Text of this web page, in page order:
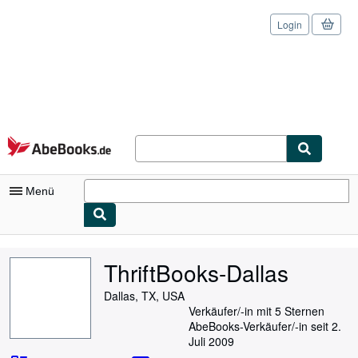
Zum Hauptinhalt
AbeBooks.de
Login
Menü
ThriftBooks-Dallas
Dallas, TX, USA
Verkäufer/-in mit 5 Sternen
AbeBooks-Verkäufer/-in seit 2.
Juli 2009